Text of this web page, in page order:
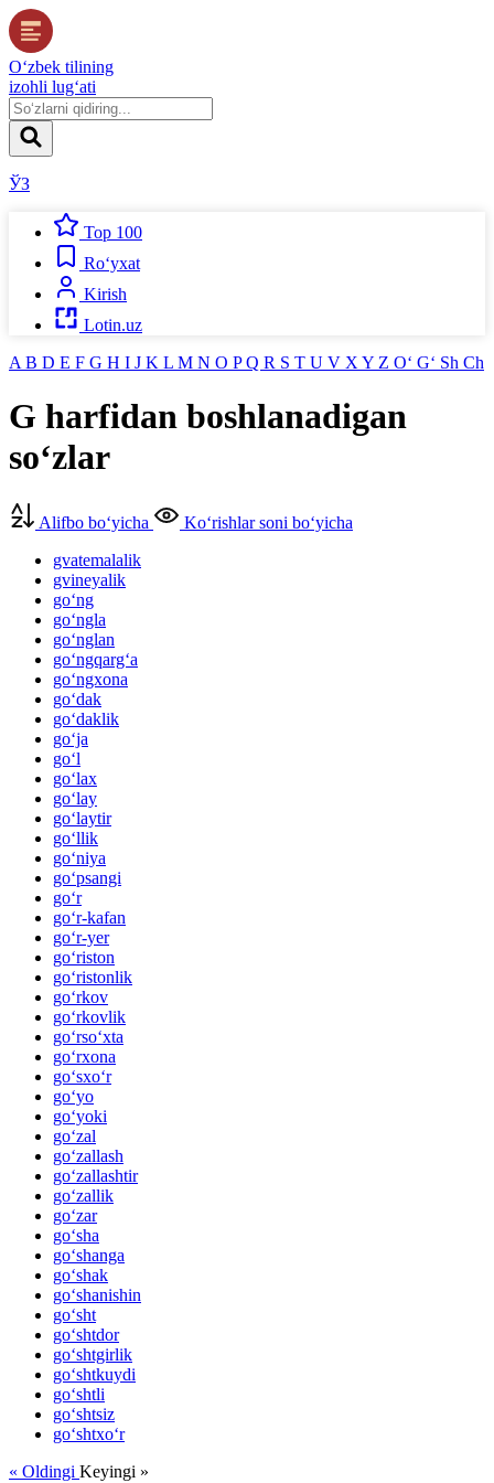
O‘zbek tilining
izohli lug‘ati
ЎЗ
Top 100
Ro‘yxat
Kirish
Lotin.uz
A B D E F G H I J K L M N O PQ R S T U V X Y Z O‘ G‘ Sh Ch
G harfidan boshlanadigan
so‘zlar
Alifbo bo‘yicha
Ko‘rishlar soni bo‘yicha
gvatemalalik
gvineyalik
go‘ng
go‘ngla
go‘nglan
go‘ngqarg‘a
go‘ngxona
go‘dak
go‘daklik
go‘ja
go‘l
go‘lax
go‘lay
go‘laytir
go‘llik
go‘niya
go‘psangi
go‘r
go‘r-kafan
go‘r-yer
go‘riston
go‘ristonlik
go‘rkov
go‘rkovlik
go‘rso‘xta
go‘rxona
go‘sxo‘r
go‘yo
go‘yoki
go‘zal
go‘zallash
go‘zallashtir
go‘zallik
go‘zar
go‘sha
go‘shanga
go‘shak
go‘shanishin
go‘sht
go‘shtdor
go‘shtgirlik
go‘shtkuydi
go‘shtli
go‘shtsiz
go‘shtxo‘r
« Oldingi Keyingi »